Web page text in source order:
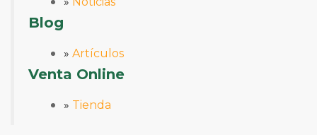
Blog
» Artículos
Venta Online
» Tienda